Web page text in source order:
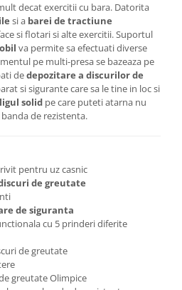
decat exercitii cu bara. Datorita
si a barei de tractiune
si flotari si alte exercitii. Suportul
va permite sa efectuati diverse
pe multi-presa se bazeaza pe
dedepozitare a discurilor de
si sigurante care sa le tine in loc si
solid pe care puteti atarna nu
de rezistenta.
pentru uz casnic
de greutate
de siguranta
cu 5 prinderi diferite
de greutate
greutate Olimpice